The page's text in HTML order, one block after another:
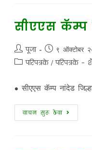
सीएएस कॅम्प
पूजा ९ ऑक्टोबर
परिपत्रके / परिपत्रके -
• सीएएस कॅम्प नांदेड
वाचन सुरू ठेवा